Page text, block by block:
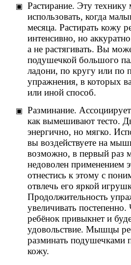
Растирание. Эту
использовать, когда
месяца. Растирать кожу
интенсивно, но
а не растягивать. Вы
подушечкой большого
ладони, по кругу или по
упражнения, в которых
или иной способ.
Разминание.
как вымешивают тесто.
энергично, но мягко.
вы воздействуете на
возможно, в первый раз
недоволен применением
отнестись к этому с
отвлечь его яркой
Продолжительность
увеличивать постепенно.
ребёнок привыкнет и
удовольствие. Мышцы
разминать подушечками
кожу.